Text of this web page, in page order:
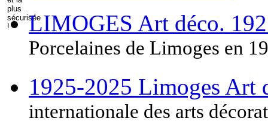
LIMOGES Art déco.
Porcelaines de Limoges en
1925-2025 Limoges Art
internationale des arts